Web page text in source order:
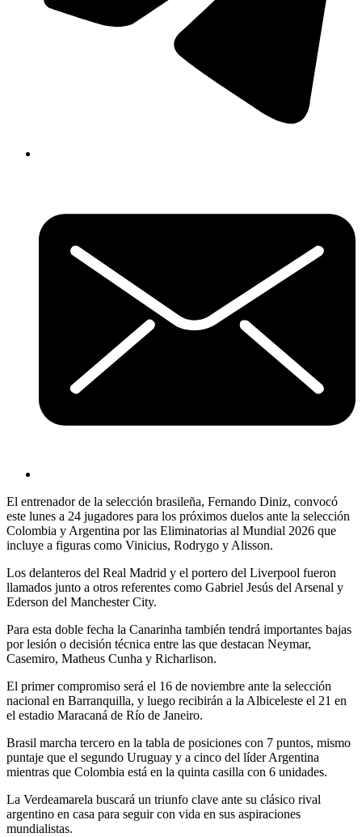
El entrenador de la selección brasileña, Fernando Diniz, convocó
este lunes a 24 jugadores para los próximos duelos ante la selección
Colombia y Argentina por las Eliminatorias al Mundial 2026 que
incluye a figuras como Vinicius, Rodrygo y Alisson.
Los delanteros del Real Madrid y el portero del Liverpool fueron
llamados junto a otros referentes como Gabriel Jesús del Arsenal y
Ederson del Manchester City.
Para esta doble fecha la Canarinha también tendrá importantes bajas
por lesión o decisión técnica entre las que destacan Neymar,
Casemiro, Matheus Cunha y Richarlison.
El primer compromiso será el 16 de noviembre ante la selección
nacional en Barranquilla, y luego recibirán a la Albiceleste el 21 en
el estadio Maracaná de Río de Janeiro.
Brasil marcha tercero en la tabla de posiciones con 7 puntos, mismo
puntaje que el segundo Uruguay y a cinco del líder Argentina
mientras que Colombia está en la quinta casilla con 6 unidades.
La Verdeamarela buscará un triunfo clave ante su clásico rival
argentino en casa para seguir con vida en sus aspiraciones
mundialistas.